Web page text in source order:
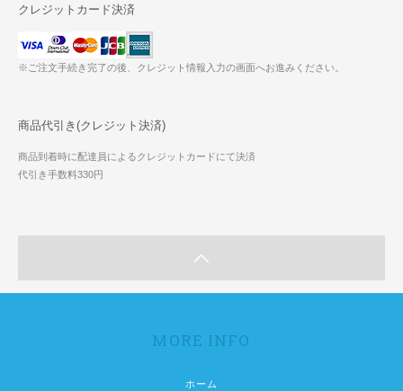
クレジットカード決済
※ご注文手続き完了の後、クレジット情報入力の画面へお進みください。
商品代引き(クレジット決済)
商品到着時に配達員によるクレジットカードにて決済
代引き手数料330円
MORE INFO
ホーム